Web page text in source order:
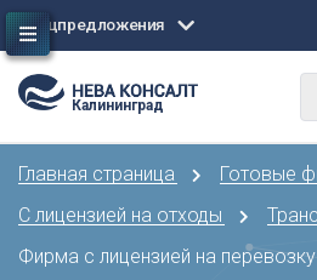
Москва
Санкт-Петербург
Астрахань
Спецпредложения
Калининград
Главная страница
Готовые
С лицензией на отходы
Фирма с лицензией на